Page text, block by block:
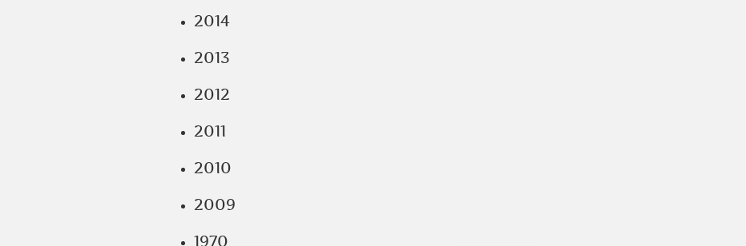
2014
2013
2012
2011
2010
2009
1970